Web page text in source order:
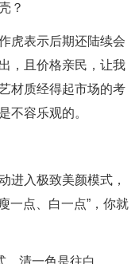
？
虎表示后期还陆续会
，且价格亲民，让我
材质经得起市场的考
不容乐观的。
进入极致美颜模式，
一点、白一点”，你就
清一色是往白、